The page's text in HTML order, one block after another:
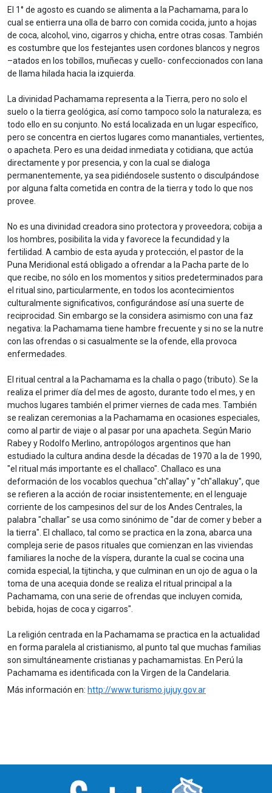
El 1° de agosto es cuando se alimenta a la Pachamama, para lo
cual se entierra una olla de barro con comida cocida, junto a hojas
de coca, alcohol, vino, cigarros y chicha, entre otras cosas. También
es costumbre que los festejantes usen cordones blancos y negros
–atados en los tobillos, muñecas y cuello- confeccionados con lana
de llama hilada hacia la izquierda.
La divinidad Pachamama representa a la Tierra, pero no solo el
suelo o la tierra geológica, así como tampoco solo la naturaleza; es
todo ello en su conjunto. No está localizada en un lugar específico,
pero se concentra en ciertos lugares como manantiales, vertientes,
o apacheta. Pero es una deidad inmediata y cotidiana, que actúa
directamente y por presencia, y con la cual se dialoga
permanentemente, ya sea pidiéndosele sustento o disculpándose
por alguna falta cometida en contra de la tierra y todo lo que nos
provee.
No es una divinidad creadora sino protectora y proveedora; cobija a
los hombres, posibilita la vida y favorece la fecundidad y la
fertilidad. A cambio de esta ayuda y protección, el pastor de la
Puna Meridional está obligado a ofrendar a la Pacha parte de lo
que recibe, no sólo en los momentos y sitios predeterminados para
el ritual sino, particularmente, en todos los acontecimientos
culturalmente significativos, configurándose así una suerte de
reciprocidad. Sin embargo se la considera asimismo con una faz
negativa: la Pachamama tiene hambre frecuente y si no se la nutre
con las ofrendas o si casualmente se la ofende, ella provoca
enfermedades.
El ritual central a la Pachamama es la challa o pago (tributo). Se la
realiza el primer día del mes de agosto, durante todo el mes, y en
muchos lugares también el primer viernes de cada mes. También
se realizan ceremonias a la Pachamama en ocasiones especiales,
como al partir de viaje o al pasar por una apacheta. Según Mario
Rabey y Rodolfo Merlino, antropólogos argentinos que han
estudiado la cultura andina desde la décadas de 1970 a la de 1990,
"el ritual más importante es el challaco". Challaco es una
deformación de los vocablos quechua "ch"allay" y "ch"allakuy", que
se refieren a la acción de rociar insistentemente; en el lenguaje
corriente de los campesinos del sur de los Andes Centrales, la
palabra "challar" se usa como sinónimo de "dar de comer y beber a
la tierra". El challaco, tal como se practica en la zona, abarca una
compleja serie de pasos rituales que comienzan en las viviendas
familiares la noche de la víspera, durante la cual se cocina una
comida especial, la tijtincha, y que culminan en un ojo de agua o la
toma de una acequia donde se realiza el ritual principal a la
Pachamama, con una serie de ofrendas que incluyen comida,
bebida, hojas de coca y cigarros".
La religión centrada en la Pachamama se practica en la actualidad
en forma paralela al cristianismo, al punto tal que muchas familias
son simultáneamente cristianas y pachamamistas. En Perú la
Pachamama es identificada con la Virgen de la Candelaria.
Más información en: http://www.turismo.jujuy.gov.ar